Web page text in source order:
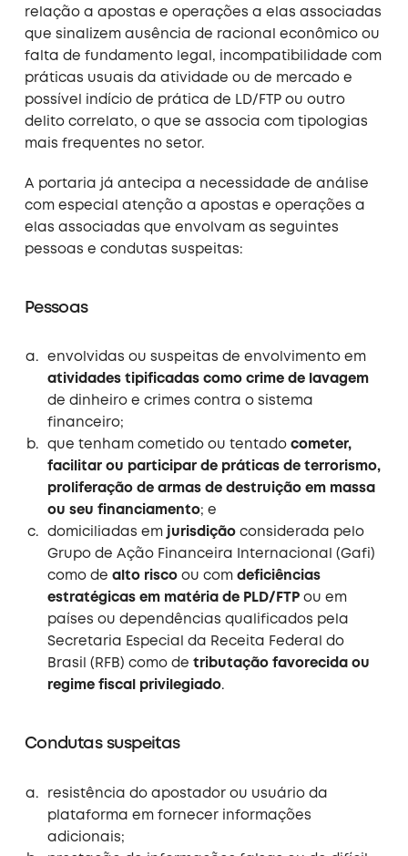
relação a apostas e operações a elas associadas
que sinalizem ausência de racional econômico ou
falta de fundamento legal, incompatibilidade com
práticas usuais da atividade ou de mercado e
possível indício de prática de LD/FTP ou outro
delito correlato, o que se associa com tipologias
mais frequentes no setor.
A portaria já antecipa a necessidade de análise
com especial atenção a apostas e operações a
elas associadas que envolvam as seguintes
pessoas e condutas suspeitas:
Pessoas
envolvidas ou suspeitas de envolvimento em
atividades tipificadas como crime de lavagem
de dinheiro e crimes contra o sistema
financeiro;
que tenham cometido ou tentado cometer,
facilitar ou participar de práticas de terrorismo,
proliferação de armas de destruição em massa
ou seu financiamento; e
domiciliadas em
jurisdiçãoconsiderada pelo
Grupo de Ação Financeira Internacional (Gafi)
como de alto riscoou com deficiências
estratégicas em matéria de PLD/FTPou em
países ou dependências qualificados pela
Secretaria Especial da Receita Federal do
Brasil (RFB) como de tributação favorecida ou
regime fiscal privilegiado.
Condutas suspeitas
resistência do apostador ou usuário da
plataforma em fornecer informações
adicionais;